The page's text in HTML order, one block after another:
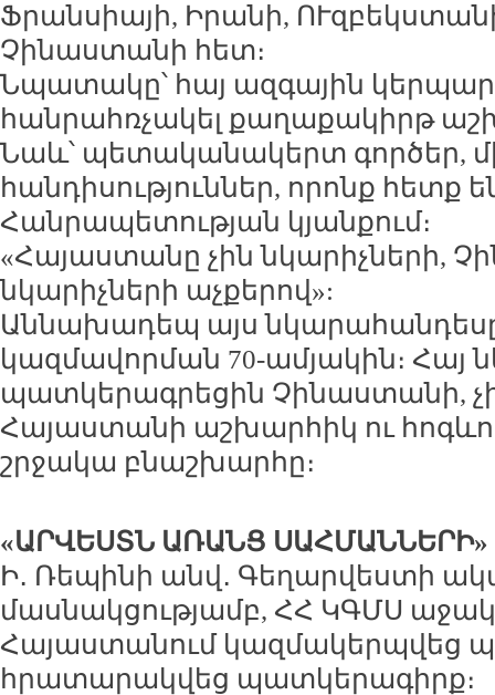
Ֆրանսիայի, Իրանի,
Չինաստանի հետ։
Նպատակը՝ հայ ազգային
հանրահռչակել քաղաքակիրթ
Նաև՝ պետականակերտ գործեր,
հանդիսություններ, որոնք հետք
Հանրապետության կյանքում։
«Հայաստանը չին նկարիչների,
նկարիչների աչքերով»:
Աննախադեպ այս
կազմավորման 70-ամյակին։ Հայ
պատկերագրեցին Չինաստանի,
Հայաստանի աշխարհիկ ու
շրջակա բնաշխարհը։
«ԱՐՎԵՍՏՆ ԱՌԱՆՑ ՍԱՀՄԱՆՆԵՐԻ»
Ի․ Ռեպինի անվ․ Գեղարվեստի
մասնակցությամբ, ՀՀ ԿԳՄՍ
Հայաստանում կազմակերպվեց
հրատարակվեց պատկերագիրք։